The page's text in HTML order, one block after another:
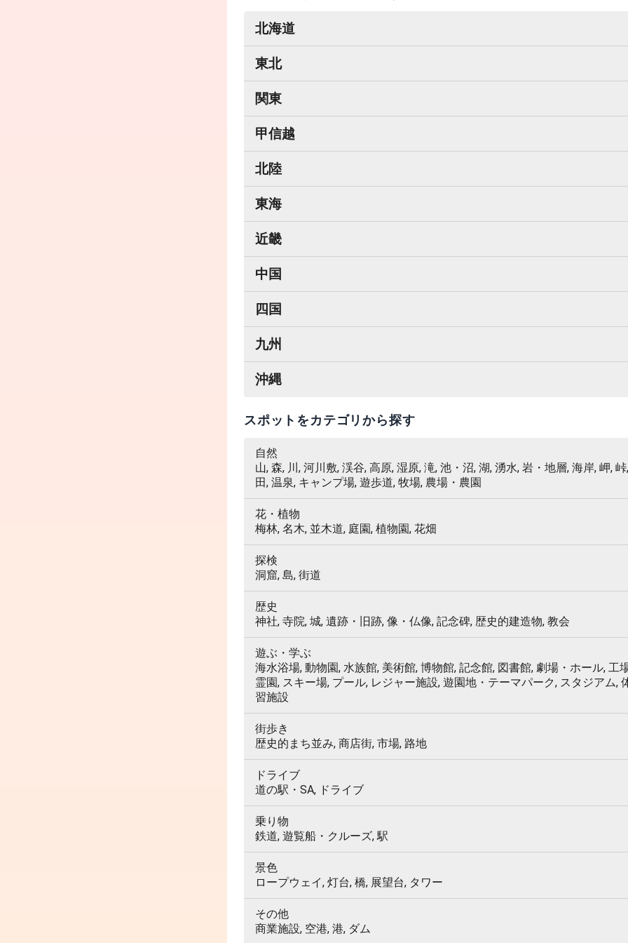
北海道
東北
関東
甲信越
北陸
東海
近畿
中国
四国
九州
沖縄
スポットをカテゴリから探す
自然
山, 森, 川, 河川敷, 渓谷, 高原, 湿原, 滝, 池・沼, 湖, 湧水, 岩・地層, 海岸, 岬,
田, 温泉, キャンプ場, 遊歩道, 牧場, 農場・農園
花・植物
梅林, 名木, 並木道, 庭園, 植物園, 花畑
探検
洞窟, 島, 街道
歴史
神社, 寺院, 城, 遺跡・旧跡, 像・仏像, 記念碑, 歴史的建造物, 教会
遊ぶ・学ぶ
海水浴場, 動物園, 水族館, 美術館, 博物館, 記念館, 図書館, 劇場・ホール, 工
霊園, スキー場, プール, レジャー施設, 遊園地・テーマパーク, スタジアム,
習施設
街歩き
歴史的まち並み, 商店街, 市場, 路地
ドライブ
道の駅・SA, ドライブ
乗り物
鉄道, 遊覧船・クルーズ, 駅
景色
ロープウェイ, 灯台, 橋, 展望台, タワー
その他
商業施設, 空港, 港, ダム